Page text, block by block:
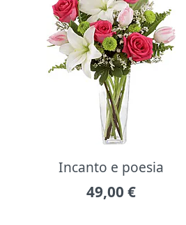
Incanto e poesia
49,00 €